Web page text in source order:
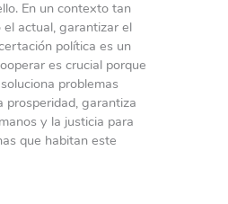
En un contexto tan
actual, garantizar el
política es un
es crucial porque
problemas
prosperidad, garantiza
y la justicia para
que habitan este